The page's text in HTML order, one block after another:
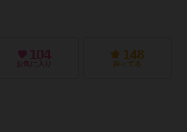
104
お気に入り
148
持ってる